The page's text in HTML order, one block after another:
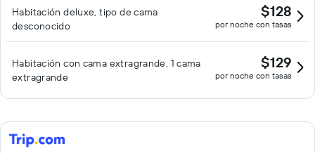
Habitación deluxe, tipo de cama
desconocido
$128
por noche con tasas
Habitación con cama extragrande, 1 cama
extragrande
$129
por noche con tasas